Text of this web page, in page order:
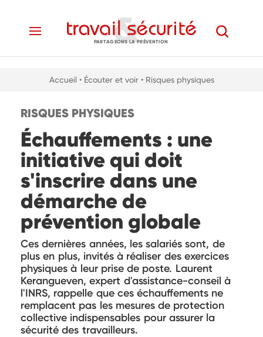
PARTAGEONS LA PRÉVENTION
Accueil • Écouter et voir • Risques physiques
RISQUES PHYSIQUES
Échauffements : une
initiative qui doit
s'inscrire dans une
démarche de
prévention globale
Ces dernières années, les salariés sont, de
plus en plus, invités à réaliser des exercices
physiques à leur prise de poste. Laurent
Kerangueven, expert d'assistance-conseil à
l'INRS, rappelle que ces échauffements ne
remplacent pas les mesures de protection
collective indispensables pour assurer la
sécurité des travailleurs.